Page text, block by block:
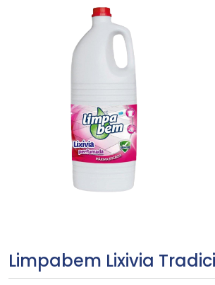
Limpabem Lixivia